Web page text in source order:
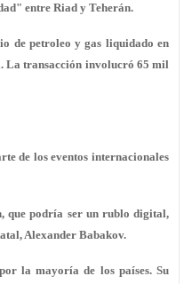
" entre Riad y Teherán.
de petroleo y gas liquidado en
La transacción involucró 65 mil
de los eventos internacionales
que podría ser un rublo digital,
Alexander Babakov.
la mayoría de los países. Su